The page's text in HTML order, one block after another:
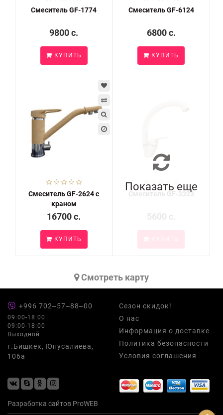
Смеситель GF-1774
9800 c.
КУПИТЬ
Смеситель GF-6124
6800 c.
КУПИТЬ
Смеситель GF-2624 с
краном
16700 c.
КУПИТЬ
Смеситель GF-3323
Показать еще
Cмотреть карту
+996 702‒57‒88‒00
09:00-18:00
09:00-18:00
Выходной
г.Бишкек, Юнусалиева,
106а
Сезон скидок!
О нас
Информация о доставке
Политика безопасности
Условия соглашения
Разработка сайтов ProWEB